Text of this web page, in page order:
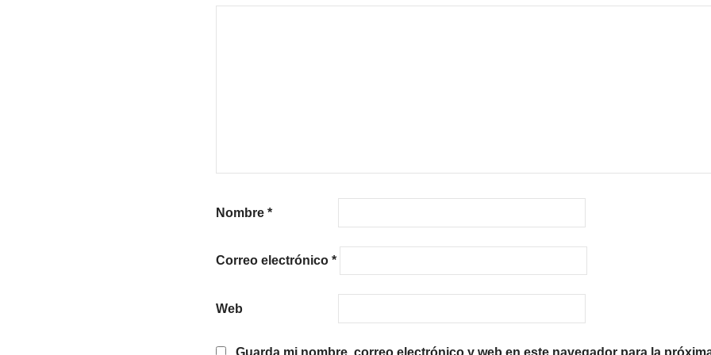
Nombre *
Correo electrónico *
Web
Guarda mi nombre, correo electrónico y web en este navegador para la